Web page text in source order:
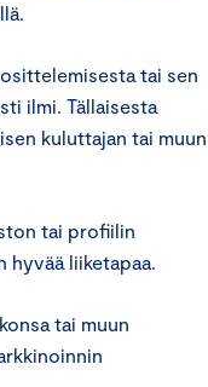
tai sen
ilmi. Tällaisesta
kuluttajan tai muun
tai profiilin
hyvää liiketapaa.
tai muun